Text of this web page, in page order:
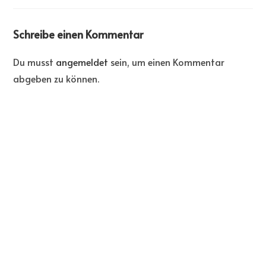
Schreibe einen Kommentar
Du musst angemeldet sein, um einen Kommentar
abgeben zu können.